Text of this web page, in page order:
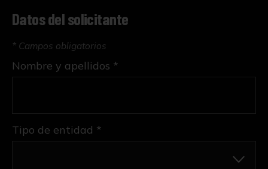
Datos del solicitante
* Campos obligatorios
Tipo de entidad *
Nombre y apellidos *